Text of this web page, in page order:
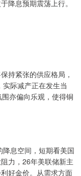
降息预期震荡上行。
紧张的供应格局，
际减产正在发生当
亦偏向乐观，使得铜
息空间，短期看美国
力，26年美联储新主
好金价。从需求方面